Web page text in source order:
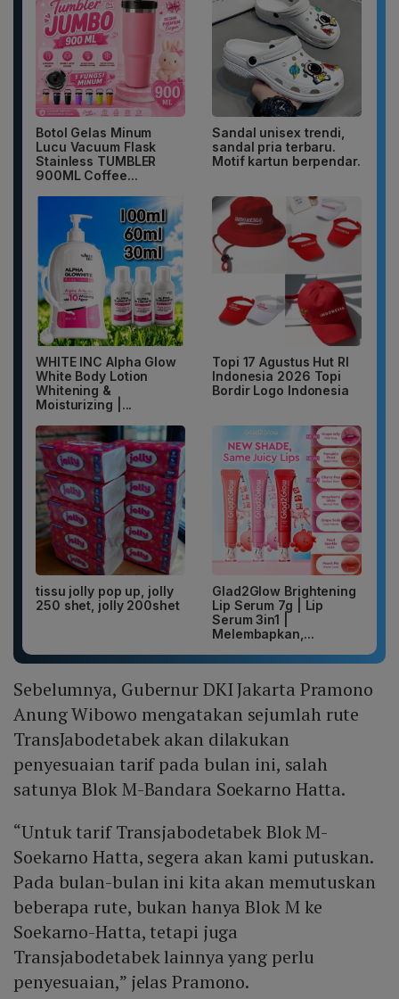
Botol Gelas Minum
Lucu Vacuum Flask
Stainless TUMBLER
900ML Coffee...
Sandal unisex trendi,
sandal pria terbaru.
Motif kartun berpendar.
WHITE INC Alpha Glow
White Body Lotion
Whitening &
Moisturizing |...
Topi 17 Agustus Hut RI
Indonesia 2026 Topi
Bordir Logo Indonesia
tissu jolly pop up, jolly
250 shet, jolly 200shet
Glad2Glow Brightening
Lip Serum 7g | Lip
Serum 3in1 |
Melembapkan,...
Sebelumnya, Gubernur DKI Jakarta Pramono
Anung Wibowo mengatakan sejumlah rute
TransJabodetabek akan dilakukan
penyesuaian tarif pada bulan ini, salah
satunya Blok M-Bandara Soekarno Hatta.
“Untuk tarif Transjabodetabek Blok M-
Soekarno Hatta, segera akan kami putuskan.
Pada bulan-bulan ini kita akan memutuskan
beberapa rute, bukan hanya Blok M ke
Soekarno-Hatta, tetapi juga
Transjabodetabek lainnya yang perlu
penyesuaian,” jelas Pramono.